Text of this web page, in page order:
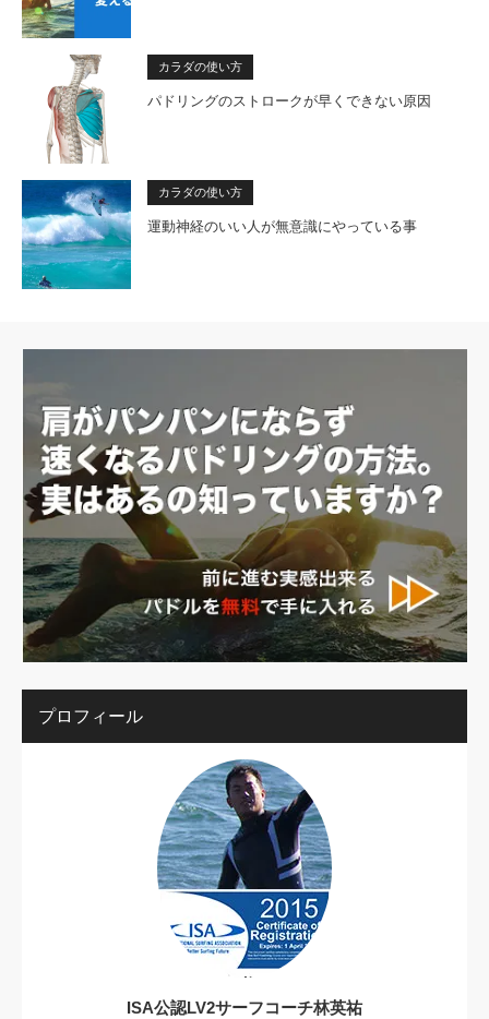
カラダの使い方
パドリングのストロークが早くできない原因
カラダの使い方
運動神経のいい人が無意識にやっている事
プロフィール
ISA公認LV2サーフコーチ林英祐